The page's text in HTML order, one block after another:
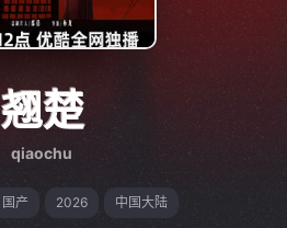
翘楚
qiaochu
国产 2026 中国大陆